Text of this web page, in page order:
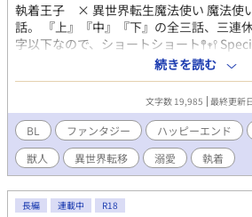
執着王子 × 異世界転生魔法使い 魔法使
話。 『上』『中』『下』の全三話、三連
字以下なので、ショートショート𖤣𖥧𖥣
by okiagsa様
(X:@MBMpaper) ※独自設定、ご都合主義
続きを読む
文字数 19,985 最終更新
BL ファンタジー ハッピーエンド
獣人
異世界転移 溺愛 執着
長編 連載中 R18